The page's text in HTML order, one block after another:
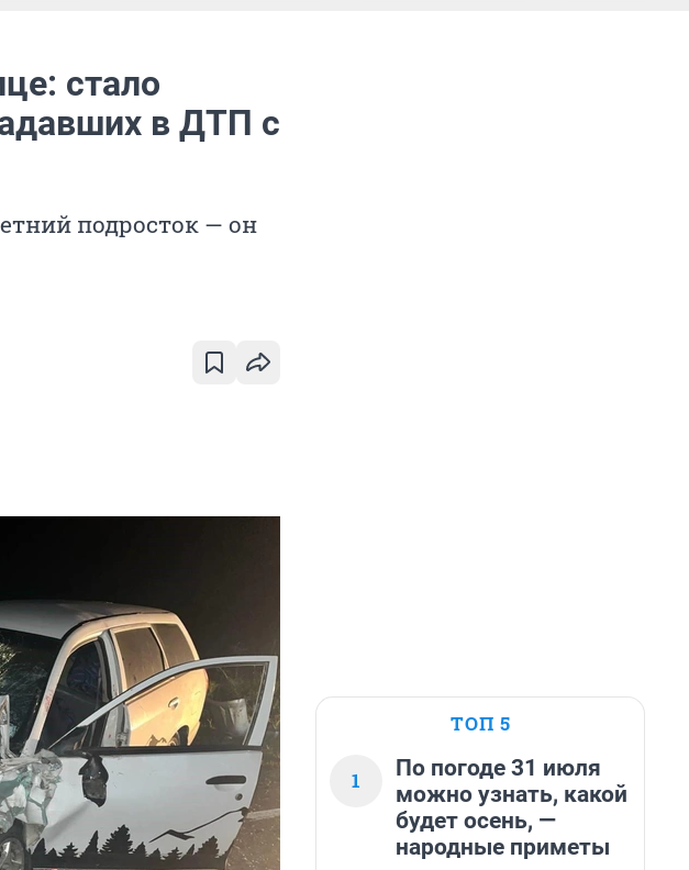
стало
в ДТП с
подросток — он
ТОП 5
1
По погоде 31 июля
можно узнать, какой
будет осень, —
народные приметы